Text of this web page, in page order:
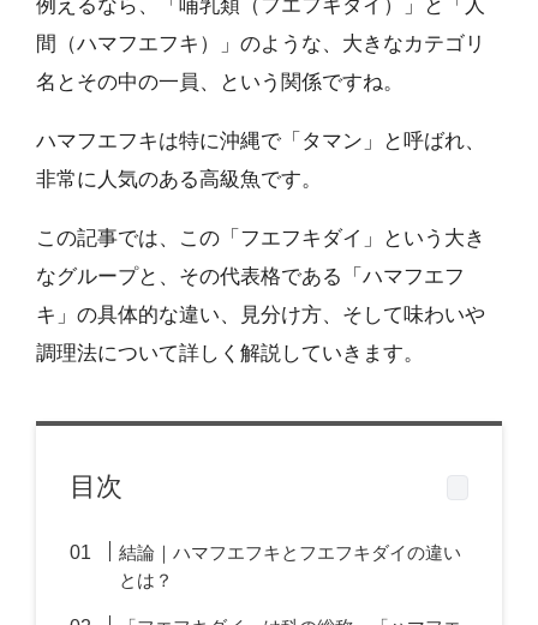
例えるなら、「哺乳類（フエフキダイ）」と「人
間（ハマフエフキ）」のような、大きなカテゴリ
名とその中の一員、という関係ですね。
ハマフエフキは特に沖縄で「タマン」と呼ばれ、
非常に人気のある高級魚です。
この記事では、この「フエフキダイ」という大き
なグループと、その代表格である「ハマフエフ
キ」の具体的な違い、見分け方、そして味わいや
調理法について詳しく解説していきます。
目次
結論｜ハマフエフキとフエフキダイの違い
とは？